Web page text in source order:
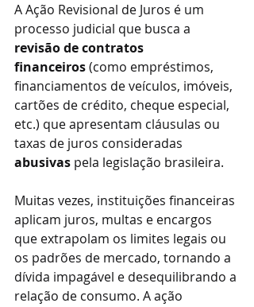
A Ação Revisional de Juros é um
processo judicial que busca a
revisão de contratos
financeiros (como empréstimos,
financiamentos de veículos, imóveis,
cartões de crédito, cheque especial,
etc.) que apresentam cláusulas ou
taxas de juros consideradas
abusivas pela legislação brasileira.
Muitas vezes, instituições financeiras
aplicam juros, multas e encargos
que extrapolam os limites legais ou
os padrões de mercado, tornando a
dívida impagável e desequilibrando a
relação de consumo. A ação